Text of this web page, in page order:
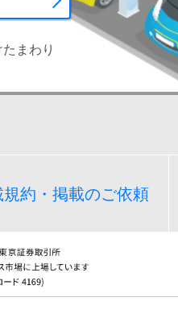
まわり
規約・掲載のご依頼